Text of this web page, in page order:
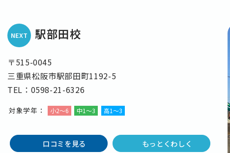
NEXT 駅部田校
〒515-0045
三重県松阪市駅部田町1192-5
TEL：0598-21-6326
対象学年： 小2〜6 中1〜3 高1〜3
口コミを見る もっとくわしく